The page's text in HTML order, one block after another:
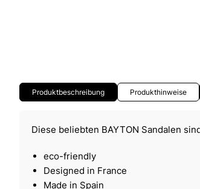
Produktbeschreibung Produkthinweise
Diese beliebten BAYTON Sandalen
eco-friendly
Designed in France
Made in Spain